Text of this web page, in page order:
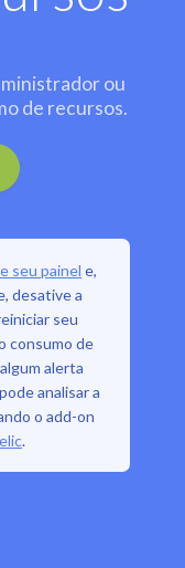
ou
de recursos.
.
seu painel e,
desative a
seu
consumo de
alerta
analisar a
o add-on
.